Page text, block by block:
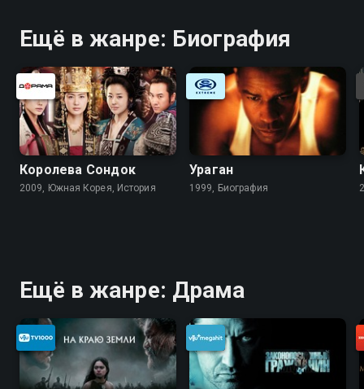
Ещё в жанре: Биография
Королева Сондок
2009, Южная Корея, История
Ураган
1999, Биография
Ещё в жанре: Драма